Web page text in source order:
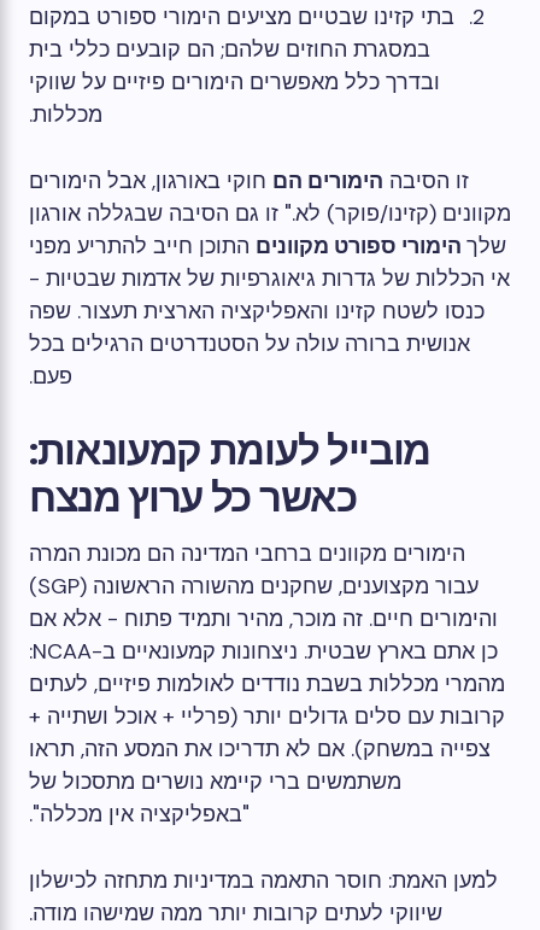
בתי קזינו שבטיים מציעים הימורי ספורט במקום
במסגרת החוזים שלהם; הם קובעים כללי בית
ובדרך כלל מאפשרים הימורים פיזיים על שווקי
מכללות.
זו הסיבה הימורים הם חוקי באורגון, אבל הימורים
מקוונים (קזינו/פוקר) לא." זו גם הסיבה שבגללה אורגון
שלך הימורי ספורט מקוונים התוכן חייב להתריע מפני
אי הכללות של גדרות גיאוגרפיות של אדמות שבטיות -
כנסו לשטח קזינו והאפליקציה הארצית תעצור. שפה
אנושית ברורה עולה על הסטנדרטים הרגילים בכל
פעם.
מובייל לעומת קמעונאות:
כאשר כל ערוץ מנצח
הימורים מקוונים ברחבי המדינה הם מכונת המרה
עבור מקצוענים, שחקנים מהשורה הראשונה (SGP)
והימורים חיים. זה מוכר, מהיר ותמיד פתוח - אלא אם
כן אתם בארץ שבטית. ניצחונות קמעונאיים ב-NCAA:
מהמרי מכללות בשבת נודדים לאולמות פיזיים, לעתים
קרובות עם סלים גדולים יותר (פרליי + אוכל ושתייה +
צפייה במשחק). אם לא תדריכו את המסע הזה, תראו
משתמשים ברי קיימא נושרים מתסכול של
"באפליקציה אין מכללה".
למען האמת: חוסר התאמה במדיניות מתחזה לכישלון
שיווקי לעתים קרובות יותר ממה שמישהו מודה.